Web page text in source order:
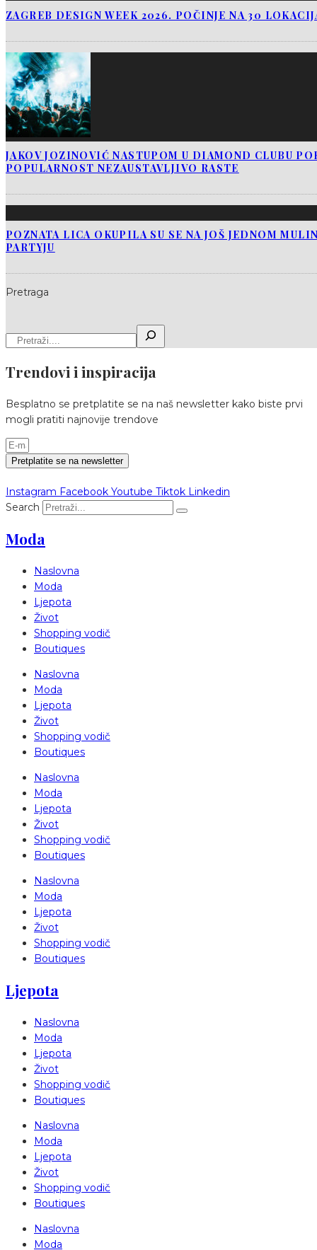
ZAGREB DESIGN WEEK 2026. POČINJE NA 30
JAKOV JOZINOVIĆ NASTUPOM U DIAMOND CLUBU
POPULARNOST NEZAUSTAVLJIVO RASTE
POZNATA LICA OKUPILA SU SE NA JOŠ JEDNOM
PARTYJU
Pretraga
Trendovi i inspiracija
Besplatno se pretplatite se na naš newsletter kako biste prvi
mogli pratiti najnovije trendove
Pretplatite se na newsletter
Instagram Facebook Youtube Tiktok Linkedin
Search
Moda
Naslovna
Moda
Ljepota
Život
Shopping vodič
Boutiques
Naslovna
Moda
Ljepota
Život
Shopping vodič
Boutiques
Naslovna
Moda
Ljepota
Život
Shopping vodič
Boutiques
Naslovna
Moda
Ljepota
Život
Shopping vodič
Boutiques
Ljepota
Naslovna
Moda
Ljepota
Život
Shopping vodič
Boutiques
Naslovna
Moda
Ljepota
Život
Shopping vodič
Boutiques
Naslovna
Moda